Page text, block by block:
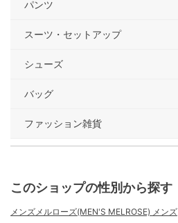
パンツ
スーツ・セットアップ
シューズ
バッグ
ファッション雑貨
このショップの性別から探す
メンズメルローズ(MEN'S MELROSE) メンズ